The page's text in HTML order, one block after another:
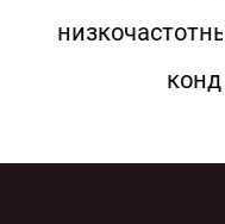
индукционный